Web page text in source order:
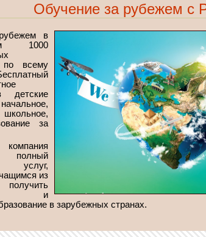
Обучение за рубежем с
в
1000
по всему
детские
за
полный
из
и
в зарубежных странах.